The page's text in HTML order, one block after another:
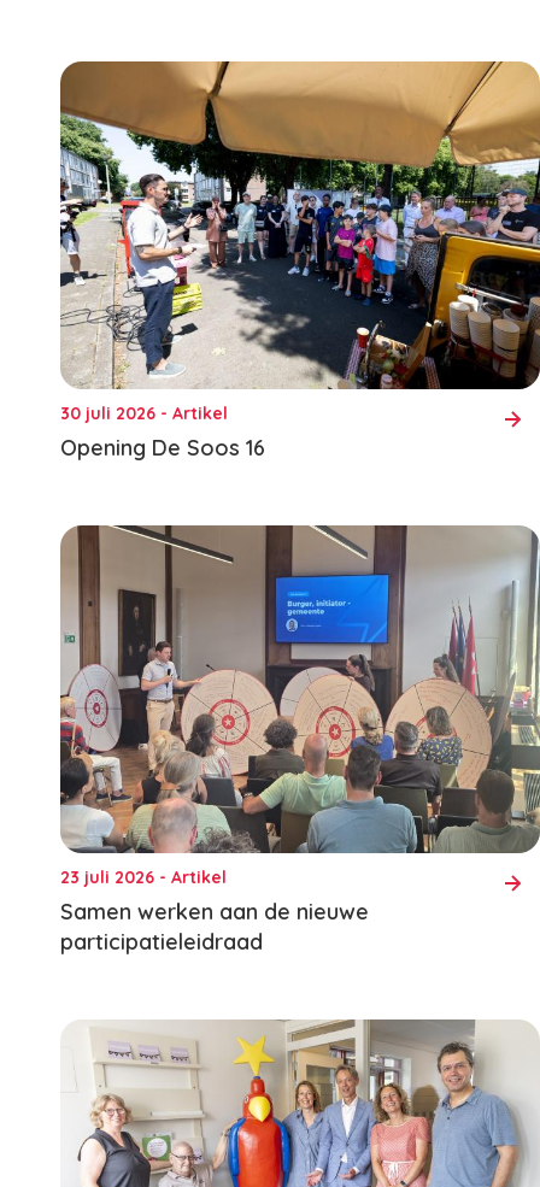
30 juli 2026 - Artikel
Opening De Soos 16
23 juli 2026 - Artikel
Samen werken aan de nieuwe
participatieleidraad